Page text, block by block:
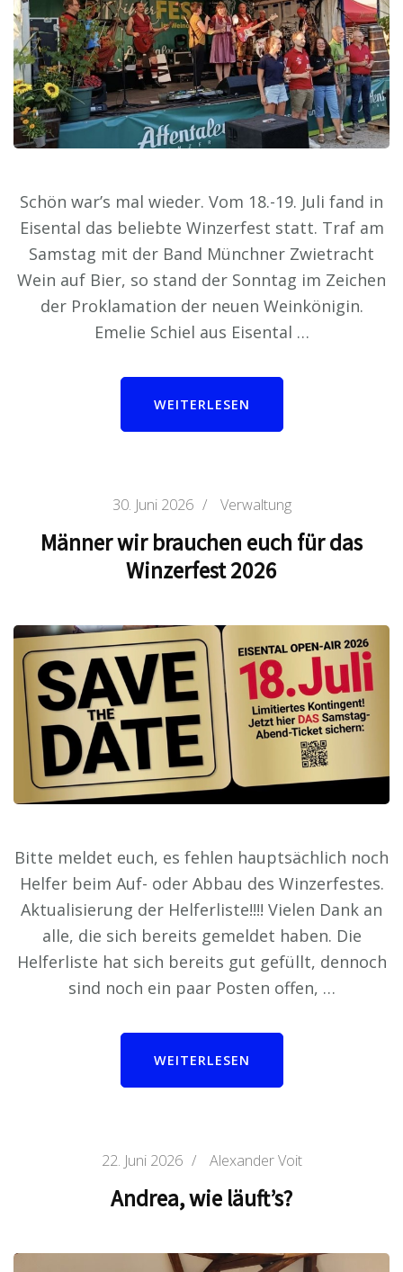
Schön war’s mal wieder. Vom 18.-19. Juli fand in
Eisental das beliebte Winzerfest statt. Traf am
Samstag mit der Band Münchner Zwietracht
Wein auf Bier, so stand der Sonntag im Zeichen
der Proklamation der neuen Weinkönigin.
Emelie Schiel aus Eisental …
WEITERLESEN
30. Juni 2026 / Verwaltung
Männer wir brauchen euch für das
Winzerfest 2026
Bitte meldet euch, es fehlen hauptsächlich noch
Helfer beim Auf- oder Abbau des Winzerfestes.
Aktualisierung der Helferliste!!!! Vielen Dank an
alle, die sich bereits gemeldet haben. Die
Helferliste hat sich bereits gut gefüllt, dennoch
sind noch ein paar Posten offen, …
WEITERLESEN
22. Juni 2026 / Alexander Voit
Andrea, wie läuft’s?